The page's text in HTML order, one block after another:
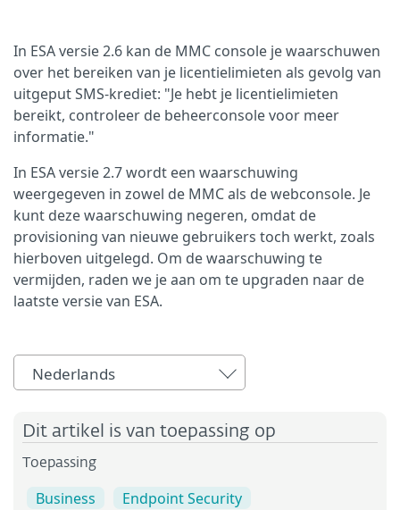
In ESA versie 2.6 kan de MMC console je waarschuwen
over het bereiken van je licentielimieten als gevolg van
uitgeput SMS-krediet: "Je hebt je licentielimieten
bereikt, controleer de beheerconsole voor meer
informatie."
In ESA versie 2.7 wordt een waarschuwing
weergegeven in zowel de MMC als de webconsole. Je
kunt deze waarschuwing negeren, omdat de
provisioning van nieuwe gebruikers toch werkt, zoals
hierboven uitgelegd. Om de waarschuwing te
vermijden, raden we je aan om te upgraden naar de
laatste versie van ESA.
Nederlands
Dit artikel is van toepassing op
Toepassing
Business
Endpoint Security